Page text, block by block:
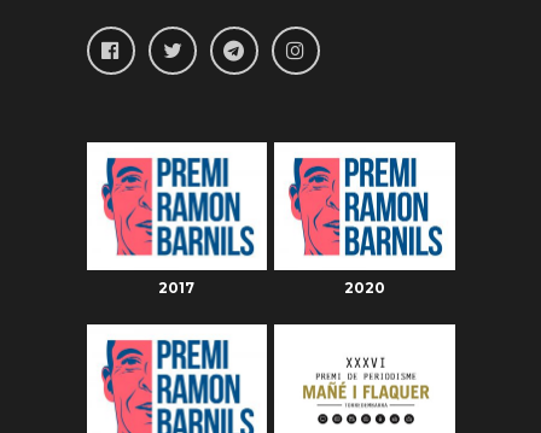
2017 2020